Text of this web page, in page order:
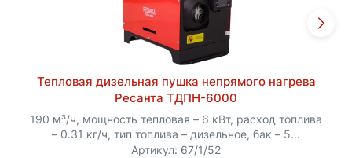
Тепловая дизельная пушка непрямого нагрева
Ресанта ТДПН-6000
190 м³/ч, мощность тепловая – 6 кВт, расход топлива
– 0.31 кг/ч, тип топлива – дизельное, бак – 5...
Артикул: 67/1/52